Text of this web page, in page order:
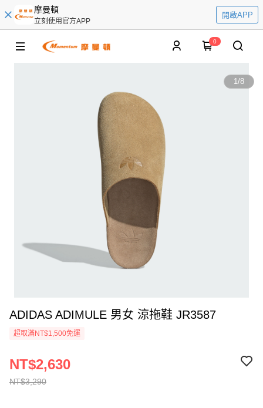
摩曼頓
立刻使用官方APP
開啟APP
0
1/8
ADIDAS ADIMULE 男女 涼拖鞋 JR3587
超取滿NT$1,500免運
NT$3,290
NT$2,630